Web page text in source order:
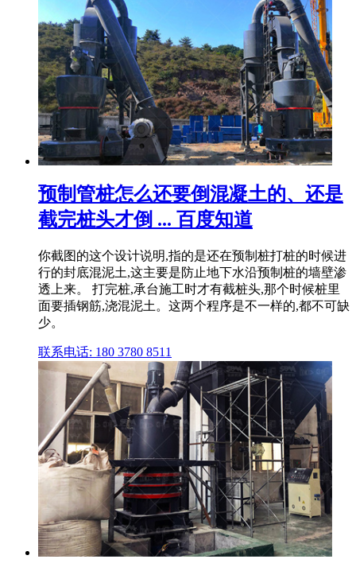
预制管桩怎么还要倒混凝土的、还是
截完桩头才倒 ... 百度知道
你截图的这个设计说明,指的是还在预制桩打桩的时候进
行的封底混泥土,这主要是防止地下水沿预制桩的墙壁渗
透上来。 打完桩,承台施工时才有截桩头,那个时候桩里
面要插钢筋,浇混泥土。这两个程序是不一样的,都不可缺
少。
联系电话: 180 3780 8511